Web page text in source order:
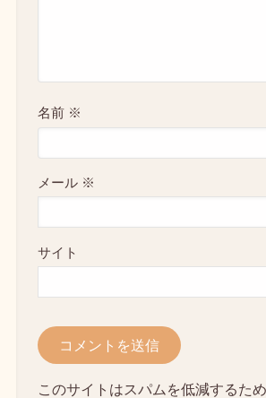
名前 ※
メール ※
サイト
このサイトはスパムを低減するた